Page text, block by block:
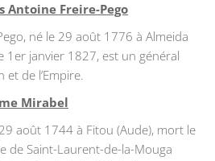
Antoine Freire-Pego
né le 29 août 1776 à Almeida
1er janvier 1827, est un général
de l’Empire.
Mirabel
août 1744 à Fitou (Aude), mort le
de Saint-Laurent-de-la-Mouga